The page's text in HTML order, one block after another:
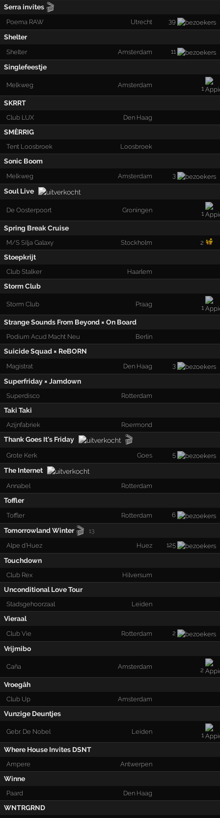
Serra invites 🎬
Poema RAW Utrecht 39
Shelter
Shelter Amsterdam 11
Singlefeestje
Melkweg Amsterdam 1
SKRRT
Club LUX Den Haag
SMÈRRIG
Tent Loosbroek Loosbroek
Sonic Boom
Melkweg Amsterdam 3
Soul Live
De Oosterpoort Groningen 1
Spring Break Cruise
M/S Silja Galaxy Stockholm 2
Stoepkrijt
Club Stalker Haarlem
Storm Club
Storm Club Praag 1
Strange Sounds From Beyond × On Board
Podium Acud Macht Neu Berlin
Suicide Squad × ReBORN
Magistrat Den Haag 3
Superfriday × Jamdown
Superdisco Rotterdam
Taki Taki
Azijnfabriek Roermond
Thank Goes It's Friday 🎬
Grote Kerk Goes 5
The Internet
Annabel Rotterdam
Toffler
Toffler Rotterdam 6
Tomorrowland Winter 🎬 13
Alpe d'Huez Huez 125
Touchdown
Club Rex Hilversum
Unconditional Love Tour
Stadsgehoorzaal Leiden
Vieraal
Club Vie Rotterdam 2
Vrijmibo
Caña Amsterdam 2
Vroegâh
Club Up Amsterdam
Vunzige Deuntjes
Gebr. De Nobel Leiden 1
Where House Invites DSNT
Ampere Antwerpen
Winne
Paard Den Haag
WNTRGRND